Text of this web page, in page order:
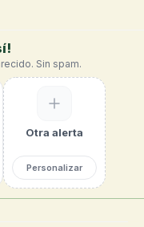
Sin spam.
Otra alerta
Personalizar